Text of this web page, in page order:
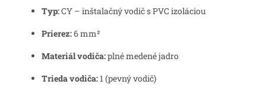
Typ:CY – inštalačný vodič s PVC izoláciou
Prierez:6 mm²
Materiál vodiča:plné medené jadro
Trieda vodiča:1 (pevný vodič)